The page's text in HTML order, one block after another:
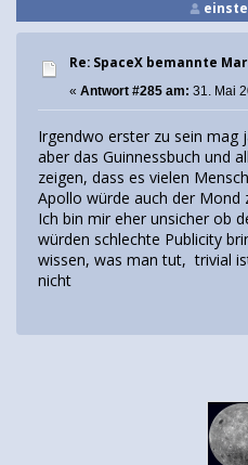
Re: SpaceX bemannte
« Antwort #285 am: 31. Mai
Irgendwo erster zu sein mag
aber das Guinnessbuch und
zeigen, dass es vielen
Apollo würde auch der Mond
Ich bin mir eher unsicher ob
würden schlechte Publicity
wissen, was man tut, trivial
nicht